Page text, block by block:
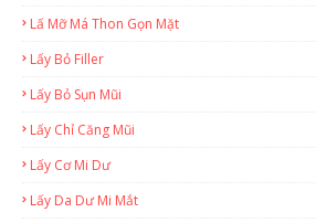
Lấ Mỡ Má Thon Gọn Mặt
Lấy Bỏ Filler
Lấy Bỏ Sụn Mũi
Lấy Chỉ Căng Mũi
Lấy Cơ Mi Dư
Lấy Da Dư Mi Mắt